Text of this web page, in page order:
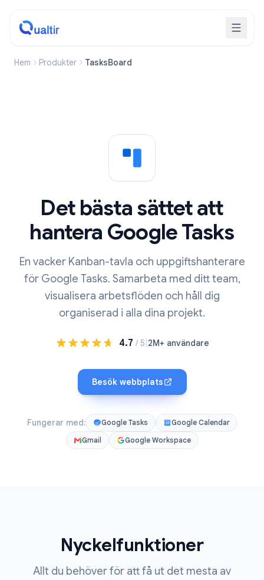
Hem Produkter TasksBoard
Det bästa sättet att
hantera Google Tasks
En vacker Kanban-tavla och uppgiftshanterare
för Google Tasks. Samarbeta med ditt team,
visualisera arbetsflöden och håll dig
organiserad i alla dina projekt.
4.7 / 5 2M+ användare
Besök webbplats
Fungerar med: Google Tasks
Google Calendar
Gmail
Google Workspace
Nyckelfunktioner
Allt du behöver för att få ut det mesta av